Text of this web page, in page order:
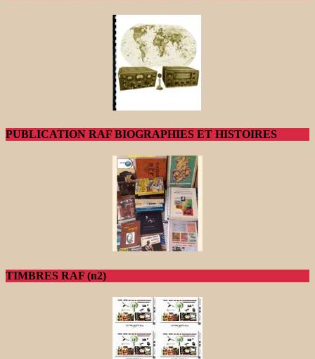
PUBLICATION RAF BIOGRAPHIES ET HISTOIRES
TIMBRES RAF (n2)